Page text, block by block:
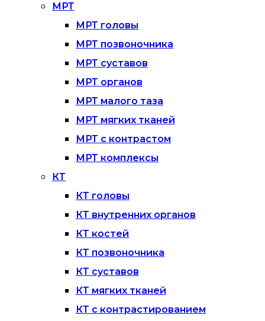
МРТ
МРТ головы
МРТ позвоночника
МРТ суставов
МРТ органов
МРТ малого таза
МРТ мягких тканей
МРТ с контрастом
МРТ комплексы
КТ
КТ головы
КТ внутренних органов
КТ костей
КТ позвоночника
КТ суставов
КТ мягких тканей
КТ с контрастированием